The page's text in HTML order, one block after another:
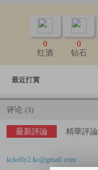
0
红酒
0
钻石
最近打賞
评论 (3)
最新評論 精華評論
kckelly2.kc@gmail.com